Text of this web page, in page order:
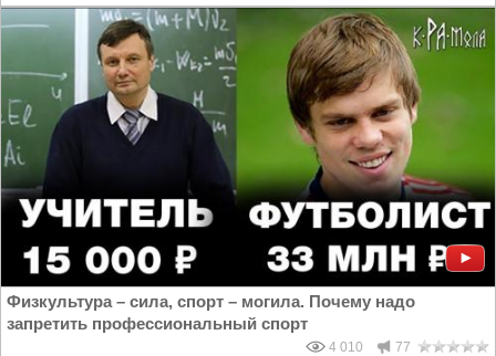
Физкультура – сила, спорт – могила. Почему надо
запретить профессиональный спорт
4 010 77